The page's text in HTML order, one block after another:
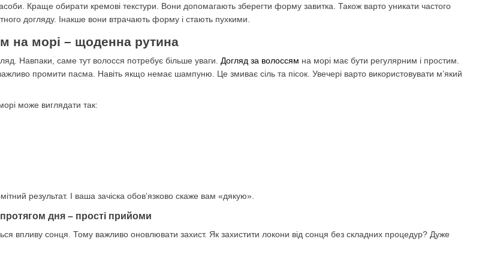
Краще обирати кремові текстури. Вони допомагають зберегти форму завитка. Також варто уникати частого
догляду. Інакше вони втрачають форму і стають пухкими.
на морі – щоденна рутина
Навпаки, саме тут волосся потребує більше уваги. Догляд за волоссям на морі має бути регулярним і простим.
промити пасма. Навіть якщо немає шампуню. Це змиває сіль та пісок. Увечері варто використовувати м’який
може виглядати так:
результат. І ваша зачіска обовʼязково скаже вам «дякую».
дня – прості прийоми
впливу сонця. Тому важливо оновлювати захист. Як захистити локони від сонця без складних процедур? Дуже